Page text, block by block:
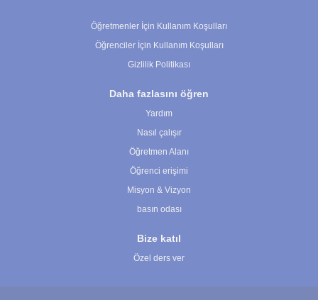
Öğretmenler İçin Kullanım Koşulları
Öğrenciler İçin Kullanım Koşulları
Gizlilik Politikası
Daha fazlasını öğren
Yardım
Nasıl çalışır
Öğretmen Alanı
Öğrenci erişimi
Misyon & Vizyon
basın odası
Bize katıl
Özel ders ver